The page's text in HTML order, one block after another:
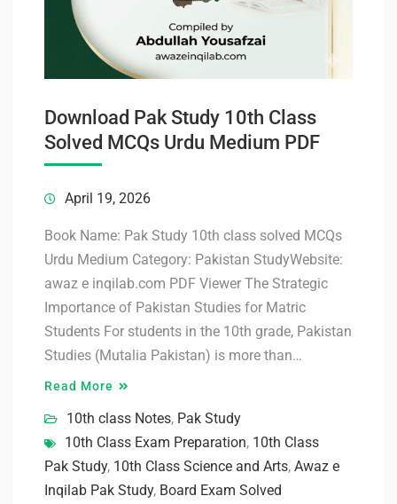
Download Pak Study 10th Class
Solved MCQs Urdu Medium PDF
April 19, 2026
Book Name: Pak Study 10th class solved MCQs
Urdu Medium Category: Pakistan StudyWebsite:
awaz e inqilab.com PDF Viewer The Strategic
Importance of Pakistan Studies for Matric
Students For students in the 10th grade, Pakistan
Studies (Mutalia Pakistan) is more than…
Read More
10th class Notes, Pak Study
10th Class Exam Preparation, 10th Class
Pak Study, 10th Class Science and Arts, Awaz e
Inqilab Pak Study, Board Exam Solved